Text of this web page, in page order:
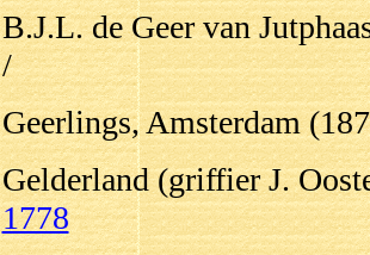
B.J.L. de Geer van
/
Geerlings, Amsterdam
Gelderland (griffier J.
1778